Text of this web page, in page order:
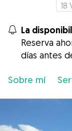
18
La
Reserva
días antes
Sobre mí